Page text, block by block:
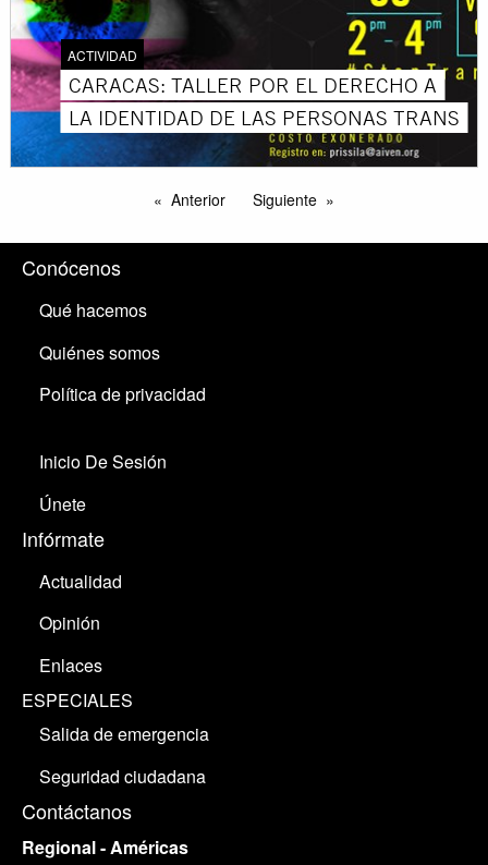
ACTIVIDAD
CARACAS: TALLER POR EL DERECHO A
LA IDENTIDAD DE LAS PERSONAS TRANS
Anterior Siguiente
Conócenos
Qué hacemos
Quiénes somos
Política de privacidad
Inicio De Sesión
Únete
Infórmate
Actualidad
Opinión
Enlaces
ESPECIALES
Salida de emergencia
Seguridad ciudadana
Contáctanos
Regional - Américas